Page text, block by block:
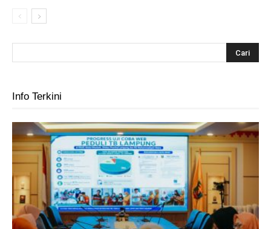
Info Terkini